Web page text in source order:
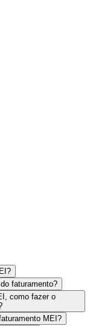
faturamento?
como fazer o
MEI?